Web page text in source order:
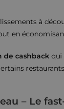
à
en
de cashback qui
– Le